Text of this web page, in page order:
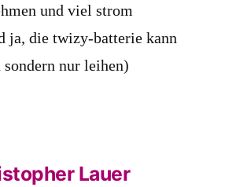
und viel strom
ja, die twizy-batterie kann
nur leihen)
Lauer